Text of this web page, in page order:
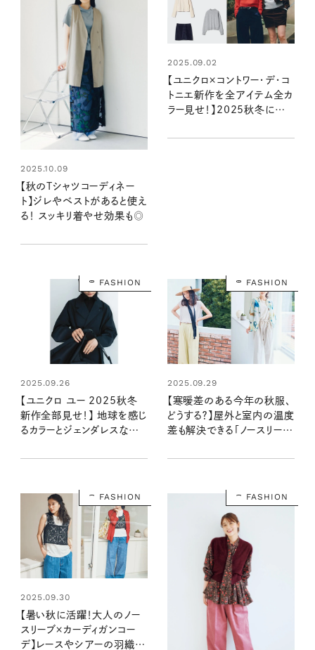
2025.10.09
【秋のTシャツコーディネー
ト】ジレやベストがあると使え
る！ スッキリ着やせ効果も◎
2025.09.02
【ユニクロ×コントワー・デ・コ
トニエ新作を全アイテム全カ
ラー見せ！】2025秋冬に毎日
チェック
FASHION
2025.09.26
【ユニクロ ユー 2025秋冬
新作全部見せ！】 地球を感じ
るカラーとジェンダレスなスタ
ムを大公開！
FASHION
2025.09.29
【寒暖差のある今年の秋服、
どうする？】屋外と室内の温度
差も解決できる「ノースリーブ
FASHION
2025.09.30
【暑い秋に活躍！大人のノー
スリーブ×カーディガンコー
デ】レースやシアーの羽織り
FASHION